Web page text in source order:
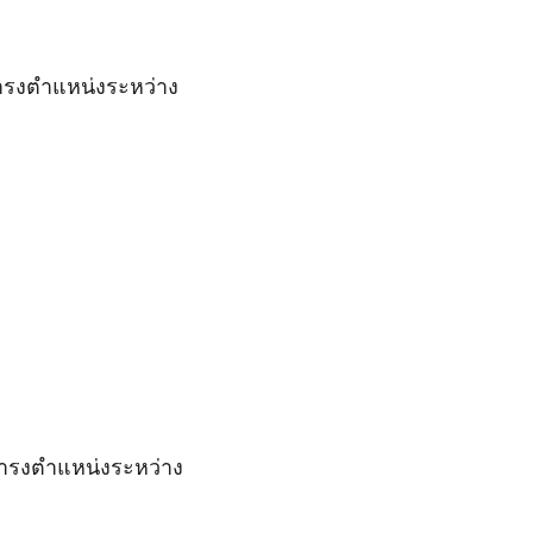
งตำแหน่งระหว่าง
รงตำแหน่งระหว่าง